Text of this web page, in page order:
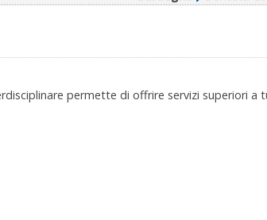
permette di offrire servizi superiori